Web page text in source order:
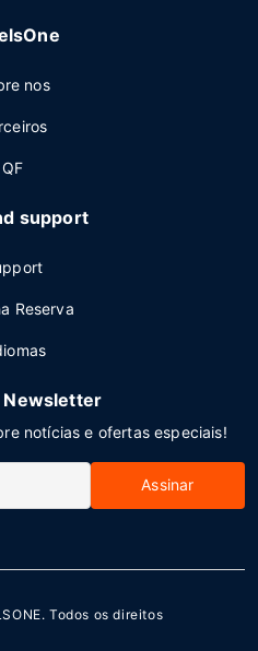
nos
QF
support
Reserva
Newsletter
notícias e ofertas especiais!
Assinar
. Todos os direitos